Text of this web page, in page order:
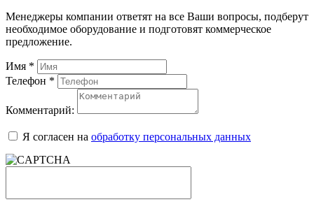
Менеджеры компании ответят на все Ваши вопросы, подберут
необходимое оборудование и подготовят коммерческое
предложение.
Имя *
Телефон *
Комментарий:
Я согласен на обработку персональных данных